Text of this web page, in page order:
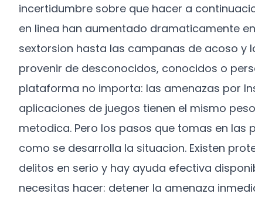
incertidumbre sobre que hacer a
en linea han aumentado dramaticamente
sextorsion hasta las campanas de acoso y
provenir de desconocidos, conocidos o
plataforma no importa: las amenazas por
aplicaciones de juegos tienen el mismo
metodica. Pero los pasos que tomas en
como se desarrolla la situacion. Existen
delitos en serio y hay ayuda efectiva
necesitas hacer: detener la amenaza